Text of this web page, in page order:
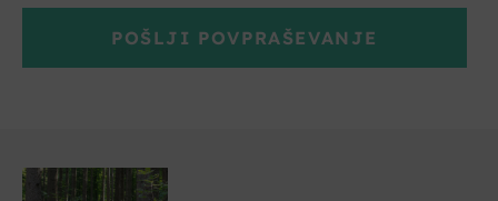
POŠLJI POVPRAŠEVANJE